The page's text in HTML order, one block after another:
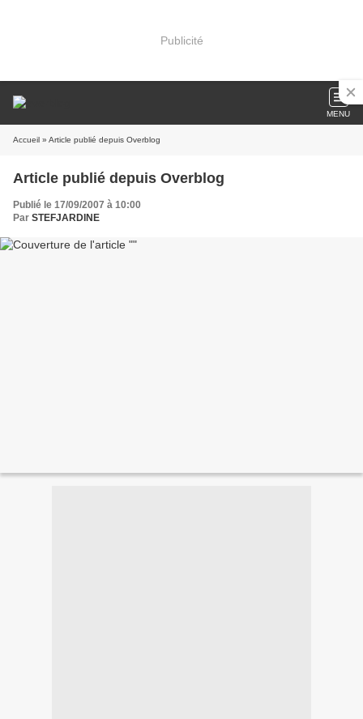
Publicité
MENU
Accueil » Article publié depuis Overblog
Article publié depuis Overblog
Publié le 17/09/2007 à 10:00
Par STEFJARDINE